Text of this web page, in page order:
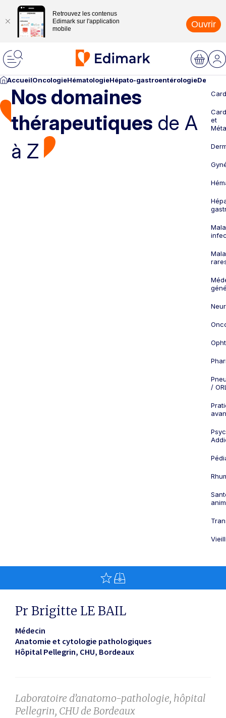
Retrouvez les contenus
Edimark sur l'application
mobile
Ouvrir
AccueilOncologieHématologieHépato-gastroentérologie
Nos domaines
thérapeutiques de A
à Z
et
/
Pr Brigitte LE BAIL
Médecin
Anatomie et cytologie pathologiques
Hôpital Pellegrin, CHU Bordeaux
Laboratoire d’anatomo-pathologie, hôpital
Pellegrin, CHU de Bordeaux